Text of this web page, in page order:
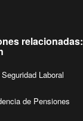
relacionadas:
Laboral
de Pensiones